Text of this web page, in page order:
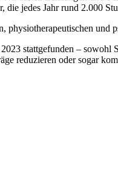
jedes Jahr rund 2.000
physiotherapeutischen und
stattgefunden – sowohl
reduzieren oder sogar